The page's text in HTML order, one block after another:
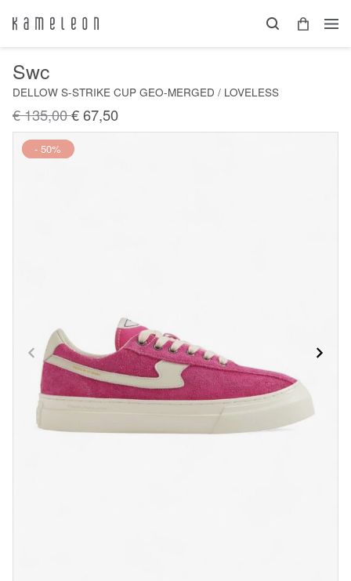
Swc
DELLOW S-STRIKE CUP GEO-MERGED / LOVELESS
€ 135,00€ 67,50
Nieuw
- 50%